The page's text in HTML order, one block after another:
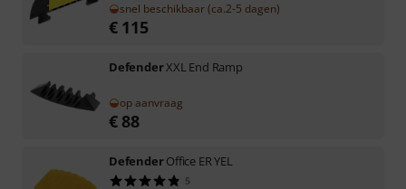
snel beschikbaar (ca.2-5 dagen)
€ 115
DefenderXXL End Ramp
op aanvraag
€ 88
DefenderOffice ER YEL
5